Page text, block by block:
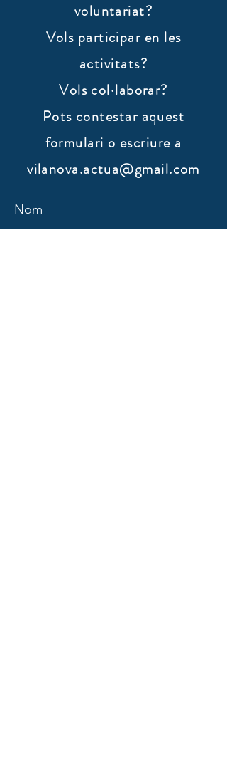
voluntariat?
Vols participar en les
activitats?
Vols col·laborar?
​Pots contestar aquest
formulari o escriure a
vilanova.actua@gmail.com
Nom